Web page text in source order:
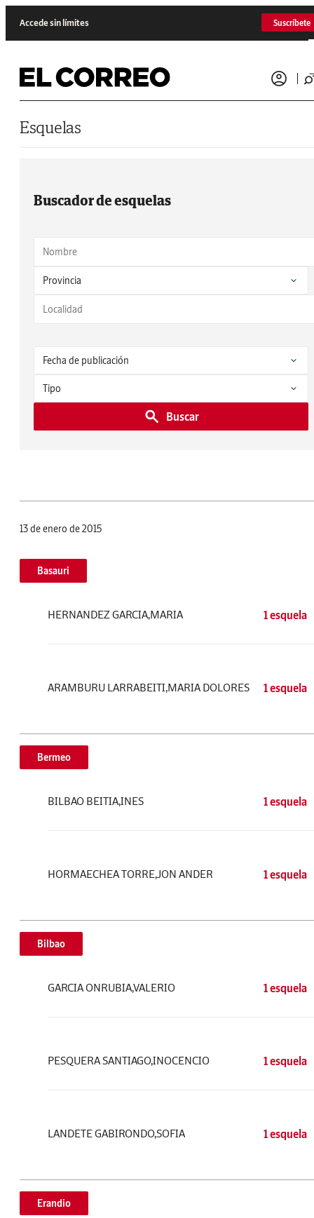
Accede sin límites Suscríbete
Esquelas
Buscador de esquelas
Buscar
13 de enero de 2015
Basauri
HERNANDEZ GARCIA,MARIA 1 esquela
ARAMBURU LARRABEITI,MARIA DOLORES 1 esquela
Bermeo
BILBAO BEITIA,INES 1 esquela
HORMAECHEA TORRE,JON ANDER 1 esquela
Bilbao
GARCIA ONRUBIA,VALERIO 1 esquela
PESQUERA SANTIAGO,INOCENCIO 1 esquela
LANDETE GABIRONDO,SOFIA 1 esquela
Erandio